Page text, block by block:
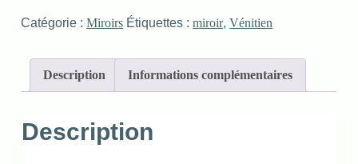
Catégorie :Miroirs Étiquettes :miroir,Vénitien
Description Informations complémentaires
Description